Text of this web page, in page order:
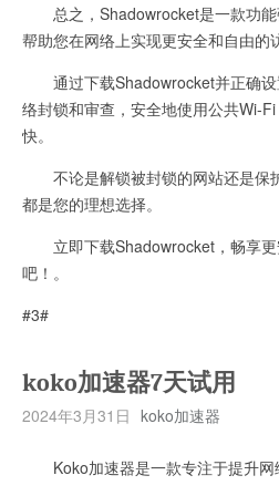
总之，Shadowrocket是一款功能
帮助您在网络上实现更安全和自由的
通过下载Shadowrocket并正确设
络封锁和审查，安全地使用公共Wi-
快。
不论是解锁被封锁的网站还是保
都是您的理想选择。
立即下载Shadowrocket，畅享更
吧！。
#3#
koko加速器7天试用
2024年3月31日 koko加速器
Koko加速器是一款专注于提升网